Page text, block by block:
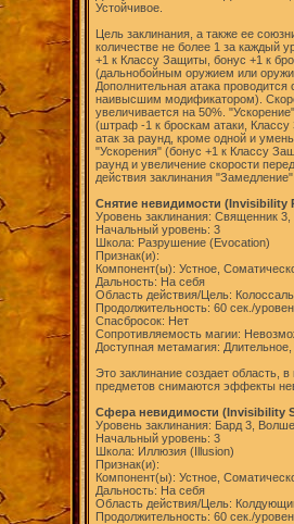
Устойчивое.
Цель заклинания, а также ее
количестве не более 1 за каждый
+1 к Классу Защиты, бонус +1 к
(дальнобойным оружием или
Дополнительная атака
наивысшим модификатором).
увеличивается на 50%.
(штраф -1 к броскам атаки,
атак за раунд, кроме одной и
"Ускорения" (бонус +1 к Классу
раунд и увеличение скорости
действия заклинания "Замедление"
Снятие невидимости (Invisibility
Уровень заклинания: Священник
Начальный уровень: 3
Школа: Разрушение (Evocation)
Признак(и):
Компонент(ы): Устное,
Дальность: На себя
Область действия/Цель:
Продолжительность: 60 сек./
Спасбросок: Нет
Сопротивляемость магии:
Доступная метамагия:
Это заклинание создает область,
предметов снимаются эффекты
Сфера невидимости (Invisibility
Уровень заклинания: Бард 3,
Начальный уровень: 3
Школа: Иллюзия (Illusion)
Признак(и):
Компонент(ы): Устное,
Дальность: На себя
Область действия/Цель:
Продолжительность: 60 сек./